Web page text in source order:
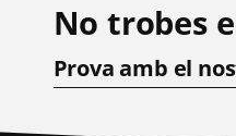
No trobes
Prova amb el